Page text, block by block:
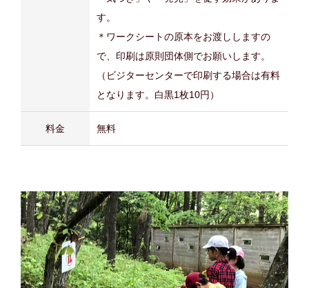
す。
＊ワークシートの原本をお渡ししますの
で、印刷は原則団体側でお願いします。
（ビジターセンターで印刷する場合は有料
となります。白黒1枚10円）
料金 無料